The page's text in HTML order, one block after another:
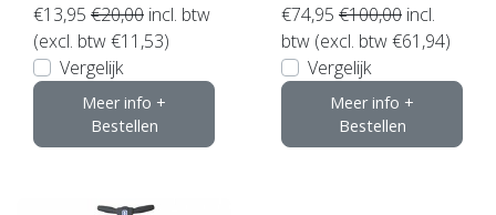
€13,95 €20,00 incl. btw
(excl. btw €11,53)
Vergelijk
Meer info +
Bestellen
€74,95 €100,00 incl.
btw (excl. btw €61,94)
Vergelijk
Meer info +
Bestellen